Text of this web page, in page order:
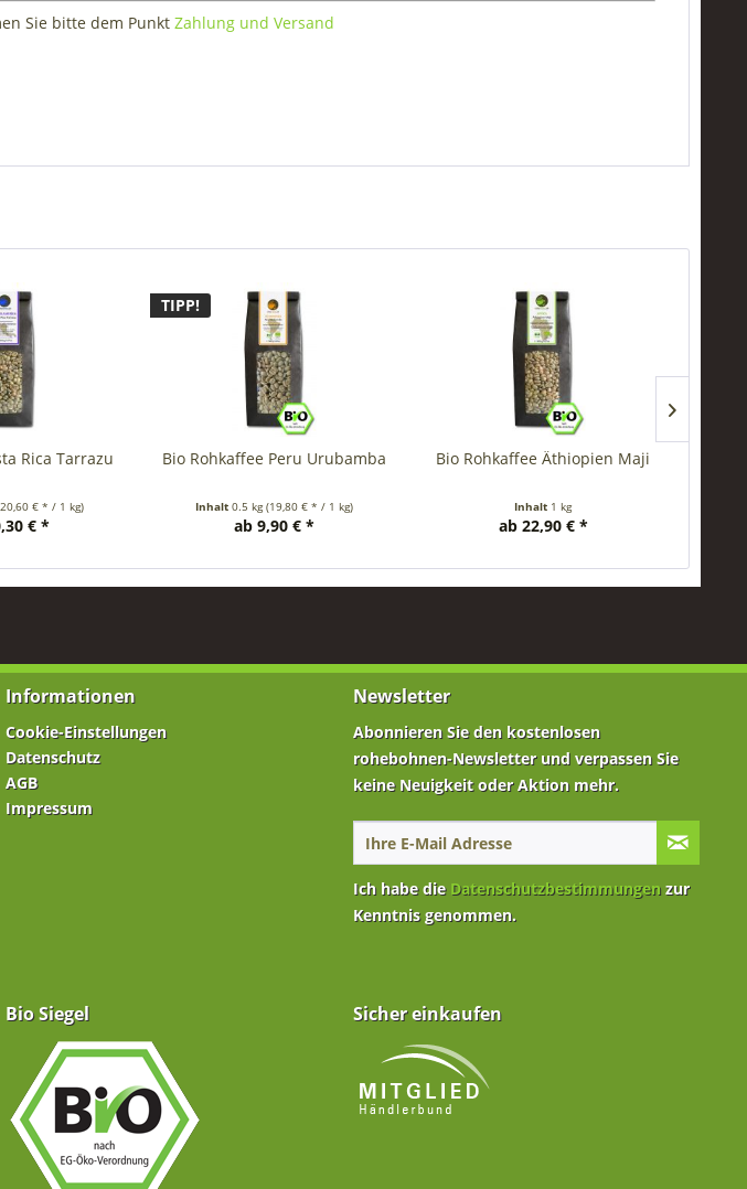
Sie bitte dem Punkt Zahlung und Versand
Rica Tarrazu
€ * / 1 kg)
€ *
TIPP!
Bio Rohkaffee Peru Urubamba
Inhalt0.5 kg(19,80 € * / 1 kg)
ab 9,90 € *
Bio Rohkaffee Äthiopien Maji
Inhalt 1 kg
ab 22,90 € *
Informationen
Cookie-Einstellungen
Datenschutz
AGB
Impressum
Newsletter
Abonnieren Sie den kostenlosen
rohebohnen-Newsletter und verpassen Sie
keine Neuigkeit oder Aktion mehr.
Ich habe die Datenschutzbestimmungen zur
Kenntnis genommen.
Bio Siegel Sicher einkaufen